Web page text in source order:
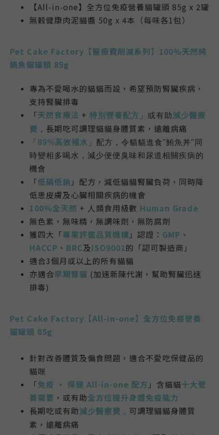
【All-in-one】全方位免疫營養貓罐頭 85g x 2罐
無穀健康肉泥貓醬 50g x 4本（每味各1包）
Pet Cake Factory 【醫療費削減系列】 100%天然純
鮪魚貓罐頭 85g
專為不愛喝水的貓貓而設，希望預防腎臟疾病，
支持腎臟排毒
「天然食療法 + 特別營養配方 」或有助減少醫療
費 ， 長期吃可調理貓貓身體質素，遠離病痛
「 89%高效補水 」配方，令貓貓進食"鮪魚丼"同
時變相多喝水，減少便便臭味和尿道相關疾病的
機會
「低磷低鈉 」配方，減低貓貓腎臟負荷，同時降
低患皮膚及心臟相關疾病的機會
100%全天然 + 人類食用級數 Human Grade
無色素，無味精，無調味劑，無防腐劑
獲四大「專業評鑑品質機構 」認證： GMP 、
HACCP 、 BRC及ISO9001的「認可製造商」
適合3個月或以上的所有貓貓
亦適合早期腎貓 (加速新陳代謝，幫助腎臟迅速
排毒)
Pet Cake Factory【All-in-one】全方位免疫營養
貓罐頭 85g
針對改善體質及偏食問題，適合不愛吃保健品的
貓咪
「免疫 ・ 保健 All-in-one 配方 」含貓貓十大營
養需要 ，或有助全方位提升身體免疫能力
長期吃或有助減少醫療費， 可調理貓貓身體質
素，遠離病痛